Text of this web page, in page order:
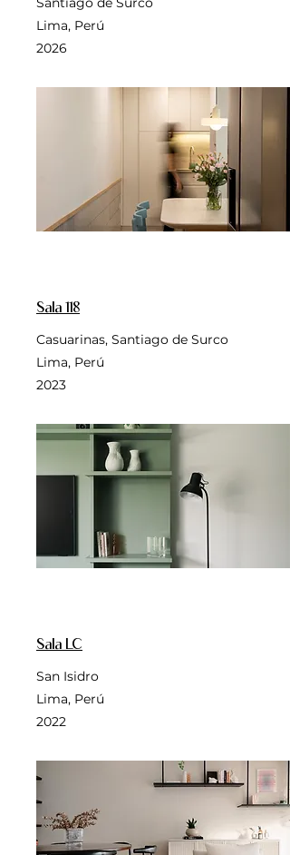
Lima, Perú
2026
Sala 118
Casuarinas, Santiago de Surco
Lima, Perú
2023
Sala LC
San Isidro
Lima, Perú
2022